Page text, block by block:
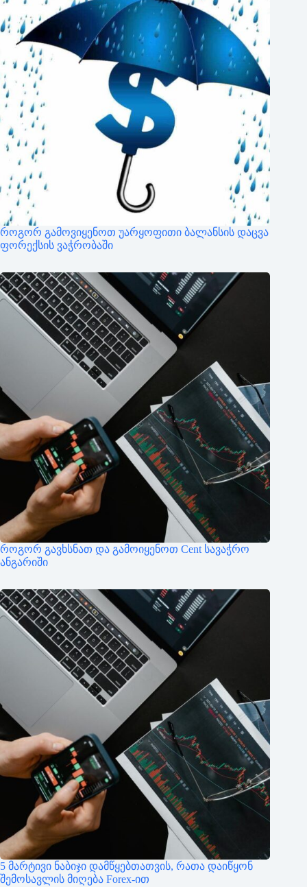
როგორ გამოვიყენოთ უარყოფითი ბალანსის დაცვა
ფორექსის ვაჭრობაში
როგორ გავხსნათ და გამოიყენოთ Cent სავაჭრო
ანგარიში
5 მარტივი ნაბიჯი დამწყებთათვის, რათა დაიწყონ
შემოსავლის მიღება Forex-ით